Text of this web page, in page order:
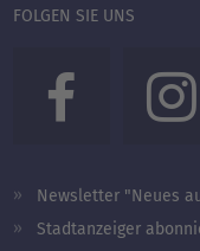
FOLGEN SIE UNS
Newsletter "Neues
Stadtanzeiger